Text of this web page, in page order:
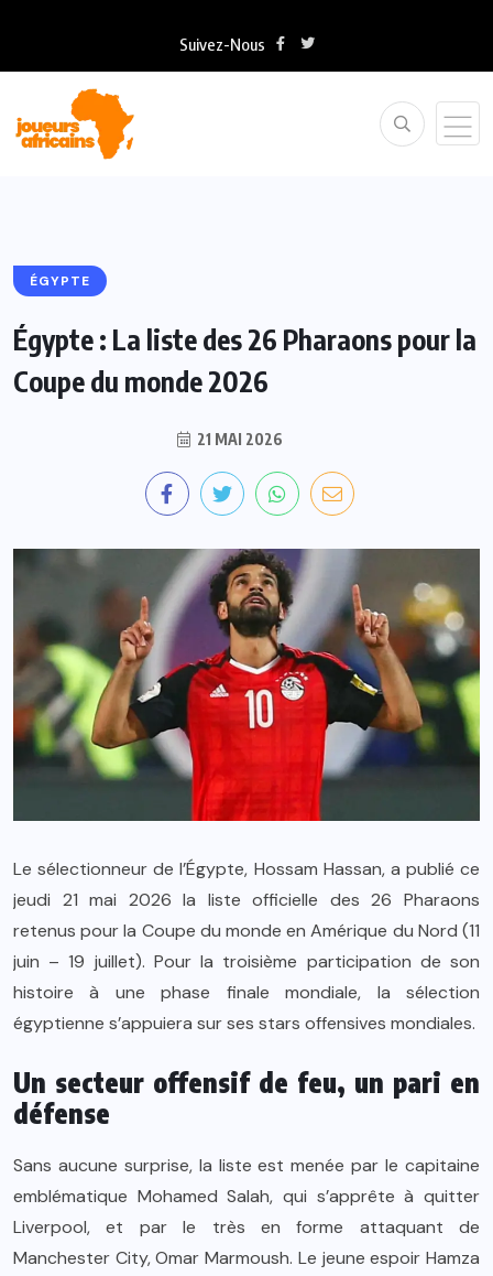
Suivez-Nous
ÉGYPTE
Égypte : La liste des 26 Pharaons pour la
Coupe du monde 2026
21 MAI 2026
Le sélectionneur de l’Égypte, Hossam Hassan, a publié ce
jeudi 21 mai 2026 la liste officielle des 26 Pharaons
retenus pour la Coupe du monde en Amérique du Nord (11
juin – 19 juillet). Pour la troisième participation de son
histoire à une phase finale mondiale, la sélection
égyptienne s’appuiera sur ses stars offensives mondiales.
Un secteur offensif de feu, un pari en
défense
Sans aucune surprise, la liste est menée par le capitaine
emblématique Mohamed Salah, qui s’apprête à quitter
Liverpool, et par le très en forme attaquant de
Manchester City, Omar Marmoush. Le jeune espoir Hamza